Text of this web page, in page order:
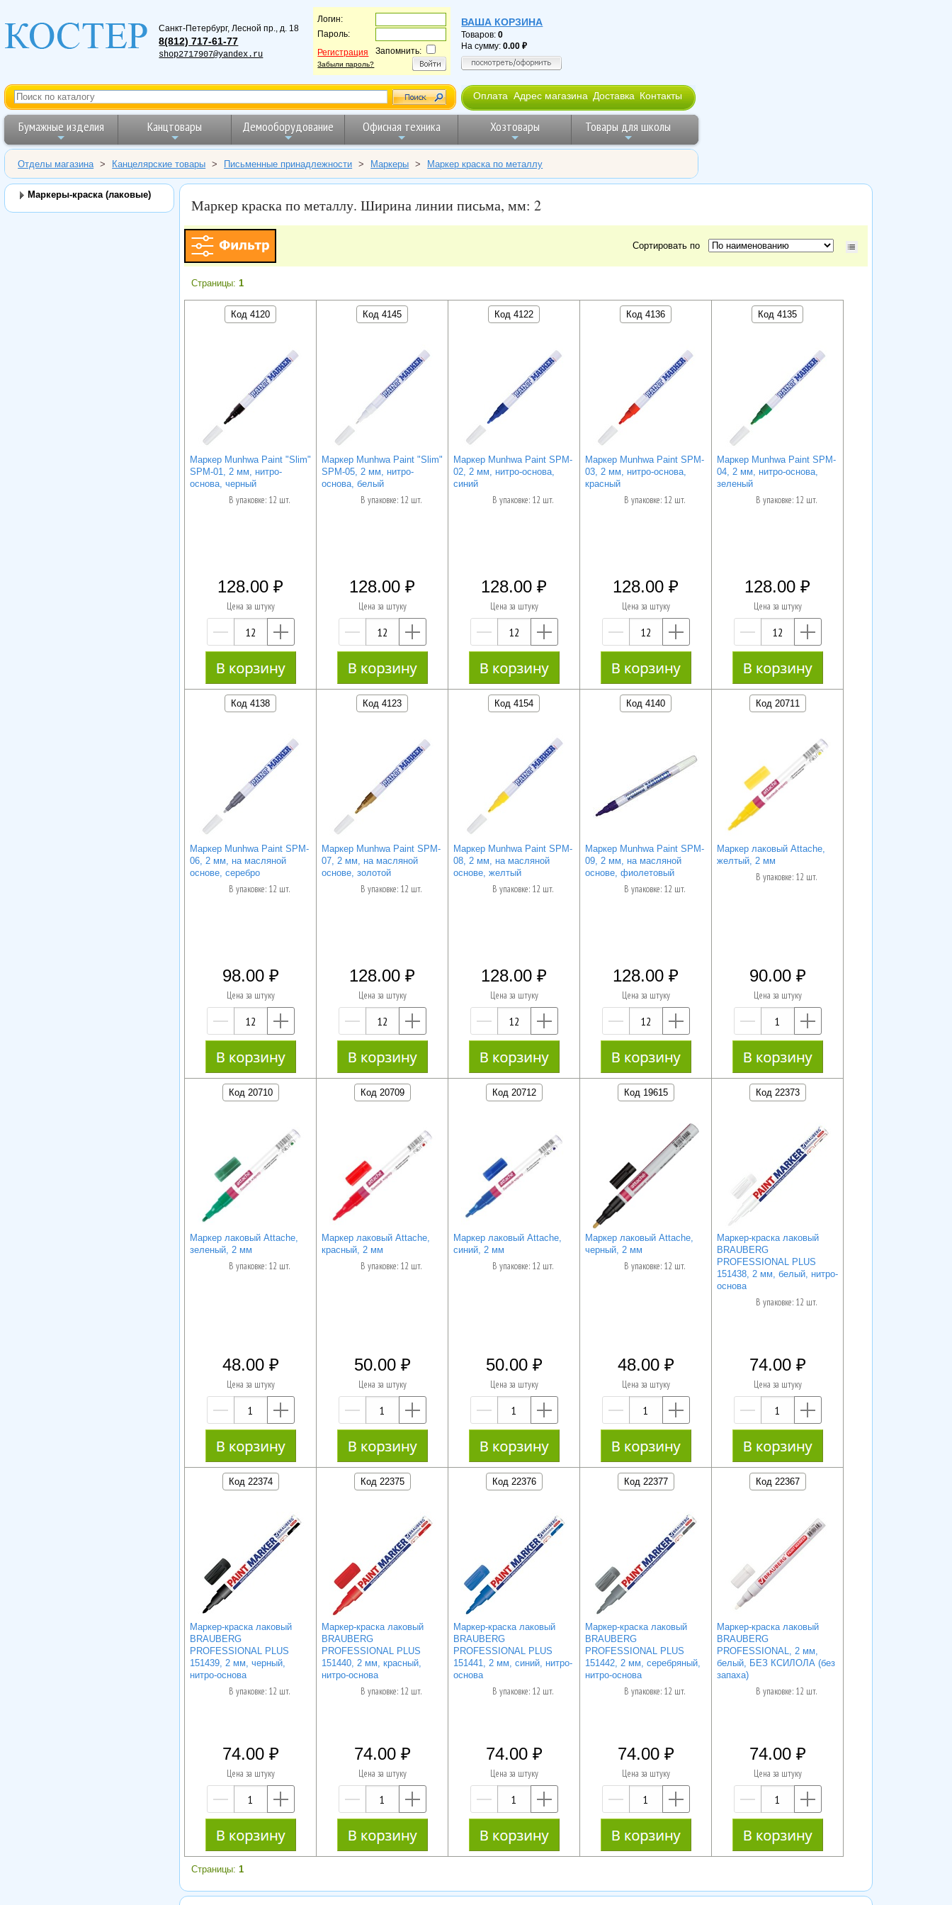
Санкт-Петербург, Лесной пр., д. 18
8(812) 717-61-77
shop2717907@yandex.ru
Логин:
Пароль:
Регистрация
Забыли пароль?
Запомнить:
ВАША КОРЗИНА
Товаров:0
На сумму:0.00
Оплата Адрес магазина Доставка Контакты
Бумажные изделия Канцтовары Демооборудование Офисная техника Хозтовары Товары для школы
Отделы магазина > Канцелярские товары > Письменные принадлежности > Маркеры > Маркер краска по металлу
Маркеры-краска (лаковые)
Маркер краска по металлу. Ширина линии письма, мм: 2
Сортировать по
Страницы:1
Код 4120
Маркер Munhwa Paint "Slim"
SPM-01, 2 мм, нитро-
основа, черный
В упаковке: 12 шт.
128.00
Цена за штуку
—
Код 4145
Маркер Munhwa Paint "Slim"
SPM-05, 2 мм, нитро-
основа, белый
В упаковке: 12 шт.
128.00
Цена за штуку
—
Код 4122
Маркер Munhwa Paint SPM-
02, 2 мм, нитро-основа,
синий
В упаковке: 12 шт.
128.00
Цена за штуку
—
Код 4136
Маркер Munhwa Paint SPM-
03, 2 мм, нитро-основа,
красный
В упаковке: 12 шт.
128.00
Цена за штуку
—
Код 4135
Маркер Munhwa Paint SPM-
04, 2 мм, нитро-основа,
зеленый
В упаковке: 12 шт.
128.00
Цена за штуку
—
Код 4138
Маркер Munhwa Paint SPM-
06, 2 мм, на масляной
основе, серебро
В упаковке: 12 шт.
98.00
Цена за штуку
—
Код 4123
Маркер Munhwa Paint SPM-
07, 2 мм, на масляной
основе, золотой
В упаковке: 12 шт.
128.00
Цена за штуку
—
Код 4154
Маркер Munhwa Paint SPM-
08, 2 мм, на масляной
основе, желтый
В упаковке: 12 шт.
128.00
Цена за штуку
—
Код 4140
Маркер Munhwa Paint SPM-
09, 2 мм, на масляной
основе, фиолетовый
В упаковке: 12 шт.
128.00
Цена за штуку
—
Код 20711
Маркер лаковый Attache,
желтый, 2 мм
В упаковке: 12 шт.
90.00
Цена за штуку
—
Код 20710
Маркер лаковый Attache,
зеленый, 2 мм
В упаковке: 12 шт.
48.00
Цена за штуку
—
Код 20709
Маркер лаковый Attache,
красный, 2 мм
В упаковке: 12 шт.
50.00
Цена за штуку
—
Код 20712
Маркер лаковый Attache,
синий, 2 мм
В упаковке: 12 шт.
50.00
Цена за штуку
—
Код 19615
Маркер лаковый Attache,
черный, 2 мм
В упаковке: 12 шт.
48.00
Цена за штуку
—
Код 22373
Маркер-краска лаковый
BRAUBERG
PROFESSIONAL PLUS
151438, 2 мм, белый, нитро-
основа
В упаковке: 12 шт.
74.00
Цена за штуку
—
Код 22374
Маркер-краска лаковый
BRAUBERG
PROFESSIONAL PLUS
151439, 2 мм, черный,
нитро-основа
В упаковке: 12 шт.
74.00
Цена за штуку
—
Код 22375
Маркер-краска лаковый
BRAUBERG
PROFESSIONAL PLUS
151440, 2 мм, красный,
нитро-основа
В упаковке: 12 шт.
74.00
Цена за штуку
—
Код 22376
Маркер-краска лаковый
BRAUBERG
PROFESSIONAL PLUS
151441, 2 мм, синий, нитро-
основа
В упаковке: 12 шт.
74.00
Цена за штуку
—
Код 22377
Маркер-краска лаковый
BRAUBERG
PROFESSIONAL PLUS
151442, 2 мм, серебряный,
нитро-основа
В упаковке: 12 шт.
74.00
Цена за штуку
—
Код 22367
Маркер-краска лаковый
BRAUBERG
PROFESSIONAL, 2 мм,
белый, БЕЗ КСИЛОЛА (без
запаха)
В упаковке: 12 шт.
74.00
Цена за штуку
—
Страницы:1